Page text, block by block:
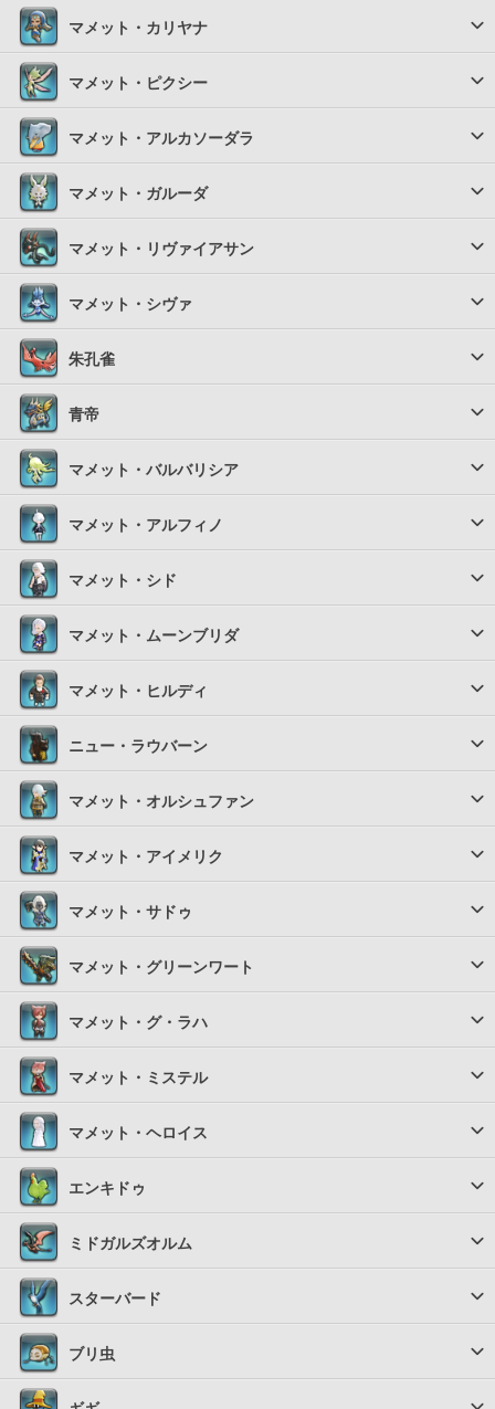
マメット・カリヤナ
マメット・ピクシー
マメット・アルカソーダラ
マメット・ガルーダ
マメット・リヴァイアサン
マメット・シヴァ
朱孔雀
青帝
マメット・バルバリシア
マメット・アルフィノ
マメット・シド
マメット・ムーンブリダ
マメット・ヒルディ
ニュー・ラウバーン
マメット・オルシュファン
マメット・アイメリク
マメット・サドゥ
マメット・グリーンワート
マメット・グ・ラハ
マメット・ミステル
マメット・ヘロイス
エンキドゥ
ミドガルズオルム
スターバード
ブリ虫